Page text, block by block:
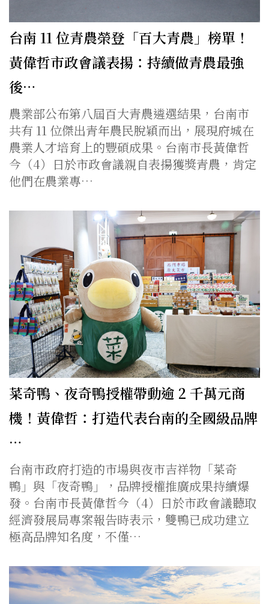
台南 11 位青農榮登「百大青農」榜單！
黃偉哲市政會議表揚：持續做青農最強
後…
農業部公布第八屆百大青農遴選結果，台南市
共有 11 位傑出青年農民脫穎而出，展現府城在
農業人才培育上的豐碩成果。台南市長黃偉哲
今（4）日於市政會議親自表揚獲獎青農，肯定
他們在農業專…
菜奇鴨、夜奇鴨授權帶動逾 2 千萬元商
機！黃偉哲：打造代表台南的全國級品牌
…
台南市政府打造的市場與夜市吉祥物「菜奇
鴨」與「夜奇鴨」，品牌授權推廣成果持續爆
發。台南市長黃偉哲今（4）日於市政會議聽取
經濟發展局專案報告時表示，雙鴨已成功建立
極高品牌知名度，不僅…